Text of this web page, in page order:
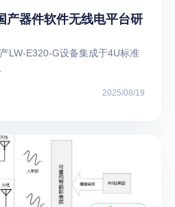
产器件软件无线电平台研
LW-E320-G设备集成于4U标准
2025/08/19